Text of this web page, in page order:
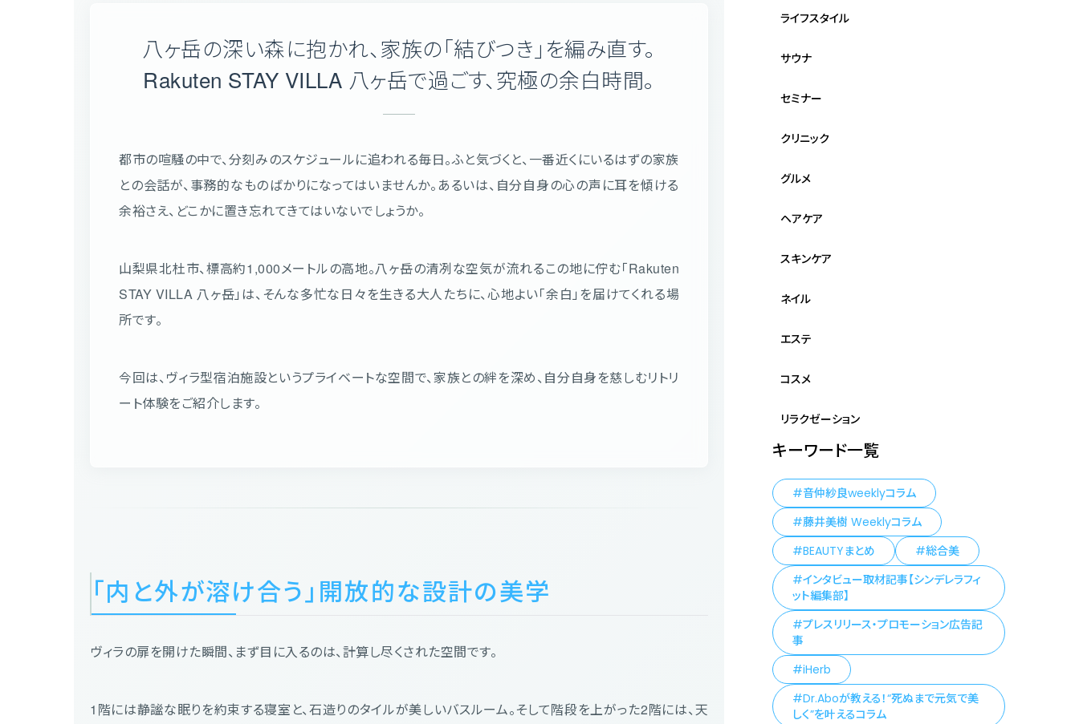
八ヶ岳の深い森に抱かれ、家族の「結びつき」を編み直す。
Rakuten STAY VILLA 八ヶ岳で過ごす、究極の余白時間。
都市の喧騒の中で、分刻みのスケジュールに追われる毎日。ふと気づくと、一番近くにいるはずの家族
との会話が、事務的なものばかりになってはいませんか。あるいは、自分自身の心の声に耳を傾ける
余裕さえ、どこかに置き忘れてきてはいないでしょうか。
山梨県北杜市、標高約1,000メートルの高地。八ヶ岳の清冽な空気が流れるこの地に佇む「Rakuten
STAY VILLA 八ヶ岳」は、そんな多忙な日々を生きる大人たちに、心地よい「余白」を届けてくれる場
所です。
今回は、ヴィラ型宿泊施設というプライベートな空間で、家族との絆を深め、自分自身を慈しむリトリ
ート体験をご紹介します。
「内と外が溶け合う」開放的な設計の美学
ヴィラの扉を開けた瞬間、まず目に入るのは、計算し尽くされた空間です。
1階には静謐な眠りを約束する寝室と、石造りのタイルが美しいバスルーム。そして階段を上がった2階には、天
ライフスタイル
サウナ
セミナー
クリニック
グルメ
ヘアケア
スキンケア
ネイル
エステ
コスメ
リラクゼーション
キーワード一覧
音仲紗良weeklyコラム
藤井美樹 Weeklyコラム
BEAUTYまとめ
総合美
インタビュー取材記事【シンデレラフィ
ット編集部】
プレスリリース・プロモーション広告記
事
iHerb
Dr.Aboが教える！“死ぬまで元気で美
しく”を叶えるコラム